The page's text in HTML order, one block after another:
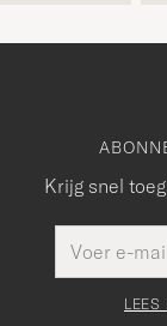
Krijg snel
mailadres
Dit veld
moet
LEES